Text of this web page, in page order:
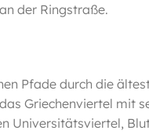
der Ringstraße.
Pfade durch die
Griechenviertel mit
Universitätsviertel,